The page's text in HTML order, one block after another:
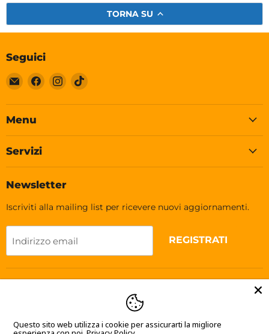
TORNA SU
Seguici
Email
Soleplastic
Trovaci
su
Facebook
Trovaci
su
Instagram
Trovaci
TikTok
Menu
Servizi
Newsletter
Iscriviti alla mailing list per ricevere nuovi aggiornamenti.
Indirizzo email REGISTRATI
Lingua
Italiano
Questo sito web utilizza i cookie per assicurarti la migliore